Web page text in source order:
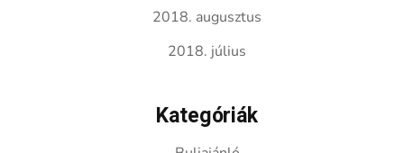
2018. augusztus
2018. július
Kategóriák